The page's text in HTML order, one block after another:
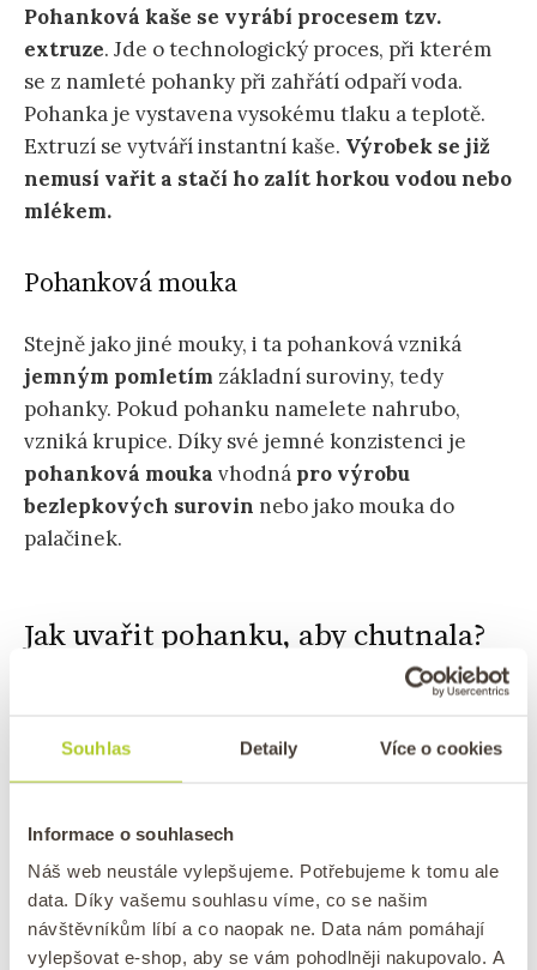
Souhlas Detaily Více o cookies
Informace o souhlasech
Náš web neustále vylepšujeme. Potřebujeme k tomu ale
data. Díky vašemu souhlasu víme, co se našim
návštěvníkům líbí a co naopak ne. Data nám pomáhají
vylepšovat e-shop, aby se vám pohodlněji nakupovalo. A
Pohanková kaše se vyrábí procesem tzv.
extruze. Jde o technologický proces, při kterém
se z namleté pohanky při zahřátí odpaří voda.
Pohanka je vystavena vysokému tlaku a teplotě.
Extruzí se vytváří instantní kaše. Výrobek se již
nemusí vařit a stačí ho zalít horkou vodou nebo
mlékem.
Pohanková mouka
Stejně jako jiné mouky, i ta pohanková vzniká
jemným pomletím základní suroviny, tedy
pohanky. Pokud pohanku namelete nahrubo,
vzniká krupice. Díky své jemné konzistenci je
pohanková mouka vhodná pro výrobu
bezlepkových surovin nebo jako mouka do
palačinek.
Jak uvařit pohanku, aby chutnala?
Vaření pohanky je snadné, ale i tak je třeba si
ji před samotným vařením správně připravit.
je třeba pohanku
Propláchnutím se zbavíte případných nečistot a
přebytečného škrobu. Docílíte toho, že pohanka
nebude mít hořkou chuť a nebude lepit.